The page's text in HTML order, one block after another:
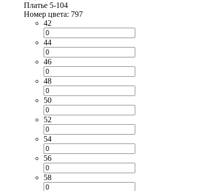
Платье 5-104
Номер цвета: 797
42
44
46
48
50
52
54
56
58